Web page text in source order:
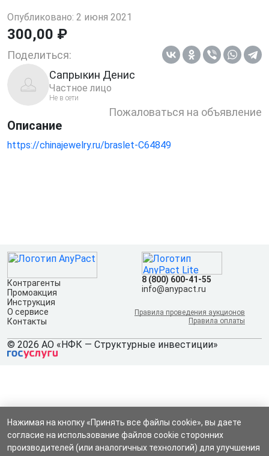
Опубликовано: 2 июня 2021
300,00 ₽
Поделиться:
Сапрыкин Денис
Частное лицо
Не в сети
Пожаловаться на объявление
Описание
https://chinajewelry.ru/braslet-C64849
Контрагенты
Промоакция
Инструкция
О сервисе
Контакты
8 (800) 600-41-55
info@anypact.ru
Правила проведения аукционов
Правила оплаты
© 2026 АО «НФК — Структурные инвестиции»
Нажимая на кнопку «Принять все файлы cookie», вы даете
согласие на использование файлов cookie сторонних
производителей (или аналогичных технологий) для улучшения